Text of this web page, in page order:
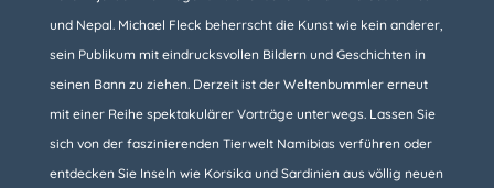
und Nepal. Michael Fleck beherrscht die Kunst wie kein anderer,
sein Publikum mit eindrucksvollen Bildern und Geschichten in
seinen Bann zu ziehen. Derzeit ist der Weltenbummler erneut
mit einer Reihe spektakulärer Vorträge unterwegs. Lassen Sie
sich von der faszinierenden Tierwelt Namibias verführen oder
entdecken Sie Inseln wie Korsika und Sardinien aus völlig neuen